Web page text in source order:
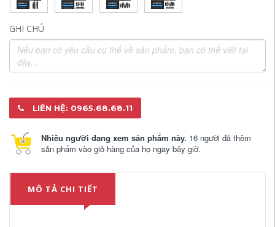
GHI CHÚ
LIÊN HỆ: 0965.68.68.11
Nhiều người đang xem sản phẩm này. 16 người đã thêm
sản phẩm vào giỏ hàng của họ ngay bây giờ.
MÔ TẢ CHI TIẾT